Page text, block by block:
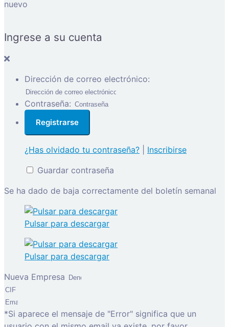
nuevo
Ingrese a su cuenta
Dirección de correo electrónico:
Contraseña:
¿Has olvidado tu contraseña?
Inscribirse
Guardar contraseña
Se ha dado de baja correctamente del boletín semanal
Pulsar para descargar
Pulsar para descargar
Nueva Empresa
*Si aparece el mensaje de "Error" significa que un